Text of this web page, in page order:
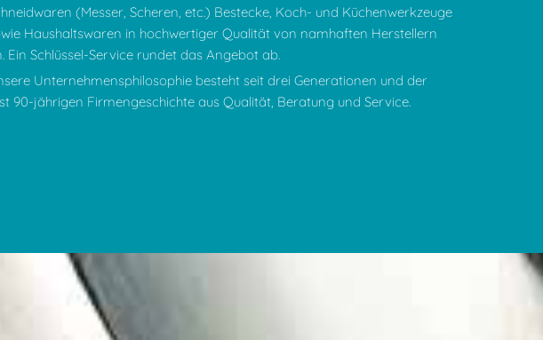
(Messer, Scheren, etc.) Bestecke, Koch- und Küchenwerkzeuge
Haushaltswaren in hochwertiger Qualität von namhaften Herstellern
Ein Schlüssel-Service rundet das Angebot ab.
Unternehmensphilosophie besteht seit drei Generationen und der
90-jährigen Firmengeschichte aus Qualität, Beratung und Service.